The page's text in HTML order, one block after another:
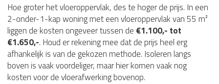
Hoe groter het vloeroppervlak, des te hoger de prijs. In een
2-onder-1-kap woning met een vloeroppervlak van 55 m²
liggen de kosten ongeveer tussen de €1.100,- tot
€1.650,-. Houd er rekening mee dat de prijs heel erg
afhankelijk is van de gekozen methode. Isoleren langs
boven is vaak voordeliger, maar hier komen vaak nog
kosten voor de vloerafwerking bovenop.